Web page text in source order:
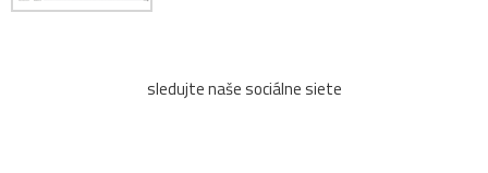
sledujte naše sociálne siete